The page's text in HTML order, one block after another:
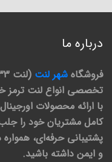
درباره ما
فروشگاه شهر لنت
تخصصی انواع لنت ترمز
با ارائه محصولات
کامل مشتریان خود را
پشتیبانی حرفه‌ای،
و ایمن داشته باشید.